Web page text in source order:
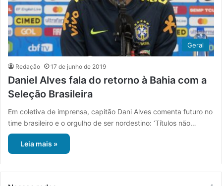
Geral
Redação 17 de junho de 2019
Daniel Alves fala do retorno à Bahia com a
Seleção Brasileira
Em coletiva de imprensa, capitão Dani Alves comenta futuro no
time brasileiro e o orgulho de ser nordestino: ‘Títulos não…
Leia mais »